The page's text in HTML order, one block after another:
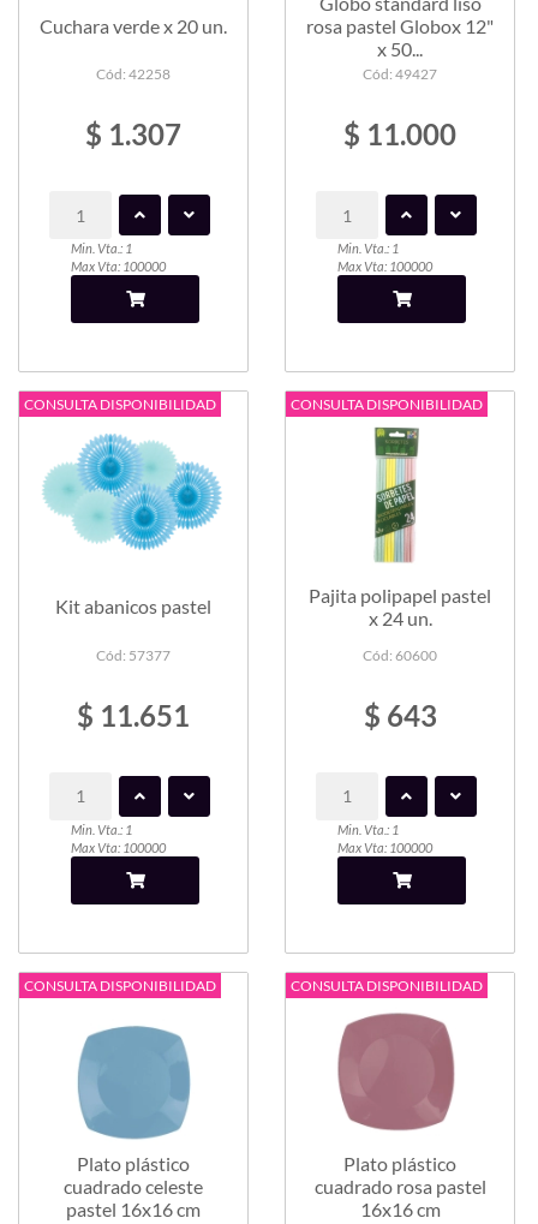
Cuchara verde x 20 un.
Cód: 42258
$ 1.307
Min. Vta.: 1
Max Vta: 100000
rosa pastel Globox 12"
x 50...
Cód: 49427
$ 11.000
Min. Vta.: 1
Max Vta: 100000
CONSULTA DISPONIBILIDAD
Kit abanicos pastel
Cód: 57377
$ 11.651
Min. Vta.: 1
Max Vta: 100000
CONSULTA DISPONIBILIDAD
Pajita polipapel pastel
x 24 un.
Cód: 60600
$ 643
Min. Vta.: 1
Max Vta: 100000
CONSULTA DISPONIBILIDAD
Plato plástico
cuadrado celeste
pastel 16x16 cm
CONSULTA DISPONIBILIDAD
Plato plástico
cuadrado rosa pastel
16x16 cm